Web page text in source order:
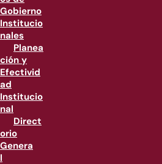
Gobierno
Institucio
nales
Planea
ción y
Efectivid
ad
Institucio
nal
Direct
orio
Genera
l